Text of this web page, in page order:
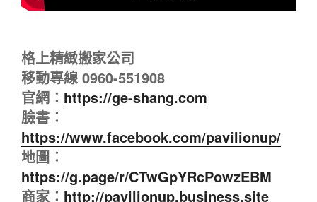
格上精緻搬家公司
移動專線 0960-551908
官網︰ https://ge-shang.com
臉書︰
https://www.facebook.com/pavilionup/
地圖︰
https://g.page/r/CTwGpYRcPowzEBM
商家︰ http://pavilionup.business.site